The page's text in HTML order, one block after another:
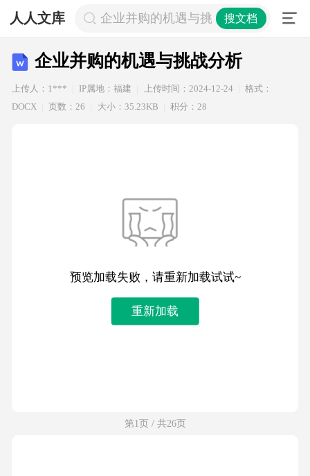
人人文库 企业并购的机遇与挑战分析
搜文档
企业并购的机遇与挑战分析
上传人：1*** IP属地：福建 上传时间：2024-12-24
格式：
DOCX
页数：26 大小：35.23KB 积分：28
预览加载失败，请重新加载试试~
重新加载
第1页 / 共26页